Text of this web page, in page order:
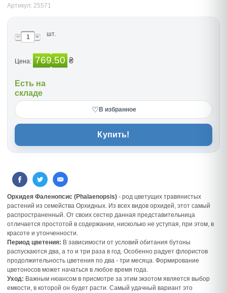
Артикул: 25571
шт.
Цена: 769.50 ₴
Есть на
складе
♡ В избранное
Купить!
Орхидея Фаленопсис (Phalaenopsis) - род цветущих травянистых
растений из семейства Орхидных. Из всех видов орхидей, этот самый
распространенный. От своих сестер данная представительница
отличается простотой в содержании, нисколько не уступая, при этом, в
красоте и утонченности.
Период цветения: В зависимости от условий обитания бутоны
распускаются два, а то и три раза в год. Особенно радует флористов
продолжительность цветения по два - три месяца. Формирование
цветоносов может начаться в любое время года.
Уход: Важным нюансом в присмотре за этим экзотом является выбор
емкости, в которой он будет расти. Самый удачный вариант это